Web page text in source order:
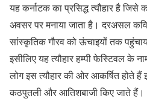
यह कर्नाटक का प्रसिद्ध त्यौहार है
अवसर पर मनाया जाता है। दरअसल
सांस्कृतिक गौरव को ऊंचाइयों तक
इसीलिए यह त्यौहार हम्पी फेस्टिवल के
लोग इस त्यौहार की ओर आकर्षित होते हैं
कठपुतली और आतिशबाजी किए जाते हैं।